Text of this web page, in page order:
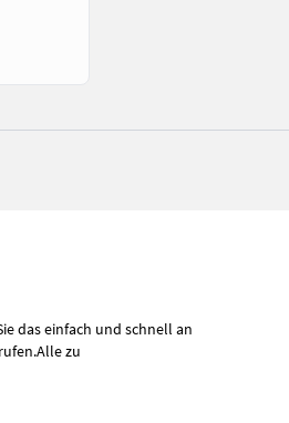
das einfach und schnell an
zu